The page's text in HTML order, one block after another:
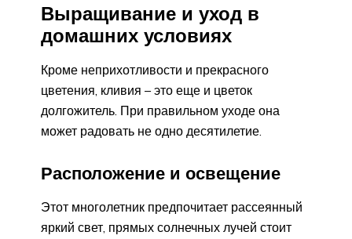
Выращивание и уход в
домашних условиях
Кроме неприхотливости и прекрасного
цветения, кливия – это еще и цветок
долгожитель. При правильном уходе она
может радовать не одно десятилетие.
Расположение и освещение
Этот многолетник предпочитает рассеянный
яркий свет, прямых солнечных лучей стоит